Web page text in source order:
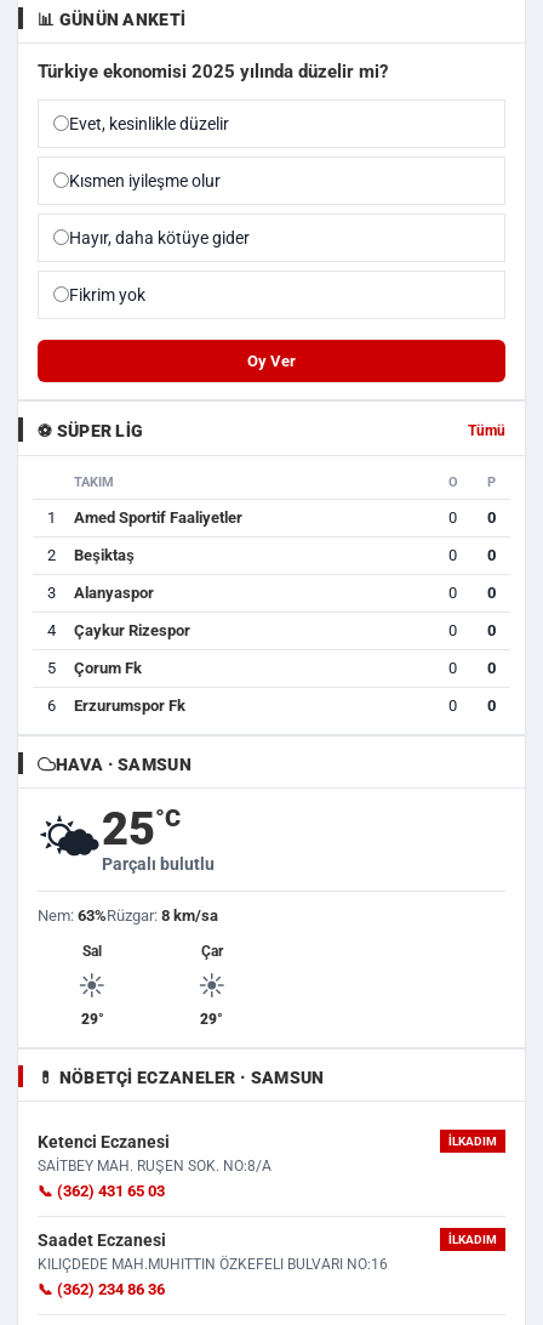
📊 GÜNÜN ANKETI
Türkiye ekonomisi 2025 yılında düzelir mi?
Evet, kesinlikle düzelir
Kısmen iyileşme olur
Hayır, daha kötüye gider
Fikrim yok
Oy Ver
⚽ SÜPER LIG Tümü
TAKIM O P
1 Amed Sportif Faaliyetler 0 0
2 Beşiktaş 0 0
3 Alanyaspor 0 0
4 Çaykur Rizespor 0 0
5 Çorum Fk 0 0
6 Erzurumspor Fk 0 0
HAVA · SAMSUN
🌤️25°C
Parçalı bulutlu
Nem: 63%Rüzgar: 8 km/sa
Sal
☀️
29°
Çar
☀️
29°
💊 NÖBETÇI ECZANELER · SAMSUN
Ketenci Eczanesi İLKADIM
SAİTBEY MAH. RUŞEN SOK. NO:8/A
📞 (362) 431 65 03
Saadet Eczanesi İLKADIM
KILIÇDEDE MAH.MUHITTIN ÖZKEFELI BULVARI NO:16
📞 (362) 234 86 36